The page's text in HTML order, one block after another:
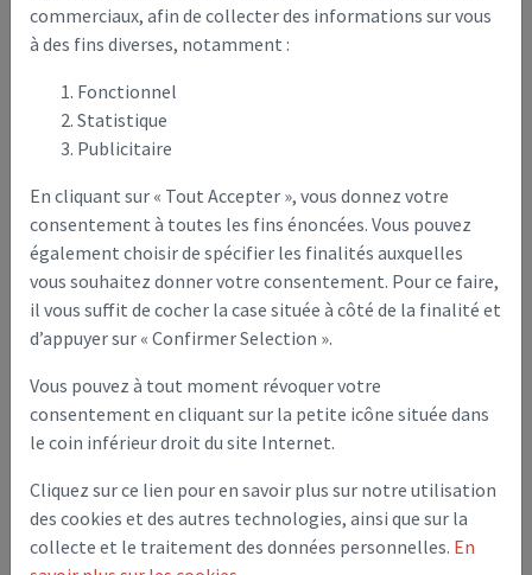
commerciaux, afin de collecter des informations sur vous
à des fins diverses, notamment :
Fonctionnel
Statistique
Publicitaire
En cliquant sur « Tout Accepter », vous donnez votre
consentement à toutes les fins énoncées. Vous pouvez
également choisir de spécifier les finalités auxquelles
vous souhaitez donner votre consentement. Pour ce faire,
il vous suffit de cocher la case située à côté de la finalité et
d’appuyer sur « Confirmer Selection ».
Vous pouvez à tout moment révoquer votre
consentement en cliquant sur la petite icône située dans
le coin inférieur droit du site Internet.
Cliquez sur ce lien pour en savoir plus sur notre utilisation
des cookies et des autres technologies, ainsi que sur la
collecte et le traitement des données personnelles. En
Le site internetwww.crouy-sur-ourcq.frest
édité parCrouy‑sur‑Ourcq
Adresse du siège social
RCS: .
APE: 8411Z
E-mail: accueil@crouy-sur-ourcq.fr
1. Hébergement
OVHcloud
RTE DE LA FERME MASSON
59820 Gravelines